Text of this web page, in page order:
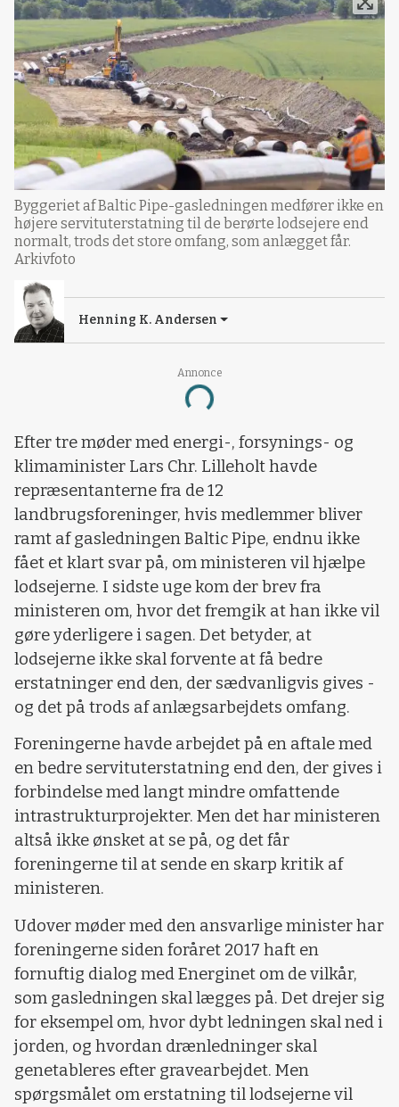
Annonce
Loading...
Byggeriet af Baltic Pipe-gasledningen medfører ikke en
højere servituterstatning til de berørte lodsejere end
normalt, trods det store omfang, som anlægget får.
Arkivfoto
Henning K. Andersen
Efter tre møder med energi-, forsynings- og
klimaminister Lars Chr. Lilleholt havde
repræsentanterne fra de 12
landbrugsforeninger, hvis medlemmer bliver
ramt af gasledningen Baltic Pipe, endnu ikke
fået et klart svar på, om ministeren vil hjælpe
lodsejerne. I sidste uge kom der brev fra
ministeren om, hvor det fremgik at han ikke vil
gøre yderligere i sagen. Det betyder, at
lodsejerne ikke skal forvente at få bedre
erstatninger end den, der sædvanligvis gives -
og det på trods af anlægsarbejdets omfang.
Foreningerne havde arbejdet på en aftale med
en bedre servituterstatning end den, der gives i
forbindelse med langt mindre omfattende
intrastrukturprojekter. Men det har ministeren
altså ikke ønsket at se på, og det får
foreningerne til at sende en skarp kritik af
ministeren.
Udover møder med den ansvarlige minister har
foreningerne siden foråret 2017 haft en
fornuftig dialog med Energinet om de vilkår,
som gasledningen skal lægges på. Det drejer sig
for eksempel om, hvor dybt ledningen skal ned i
jorden, og hvordan drænledninger skal
genetableres efter gravearbejdet. Men
spørgsmålet om erstatning til lodsejerne vil